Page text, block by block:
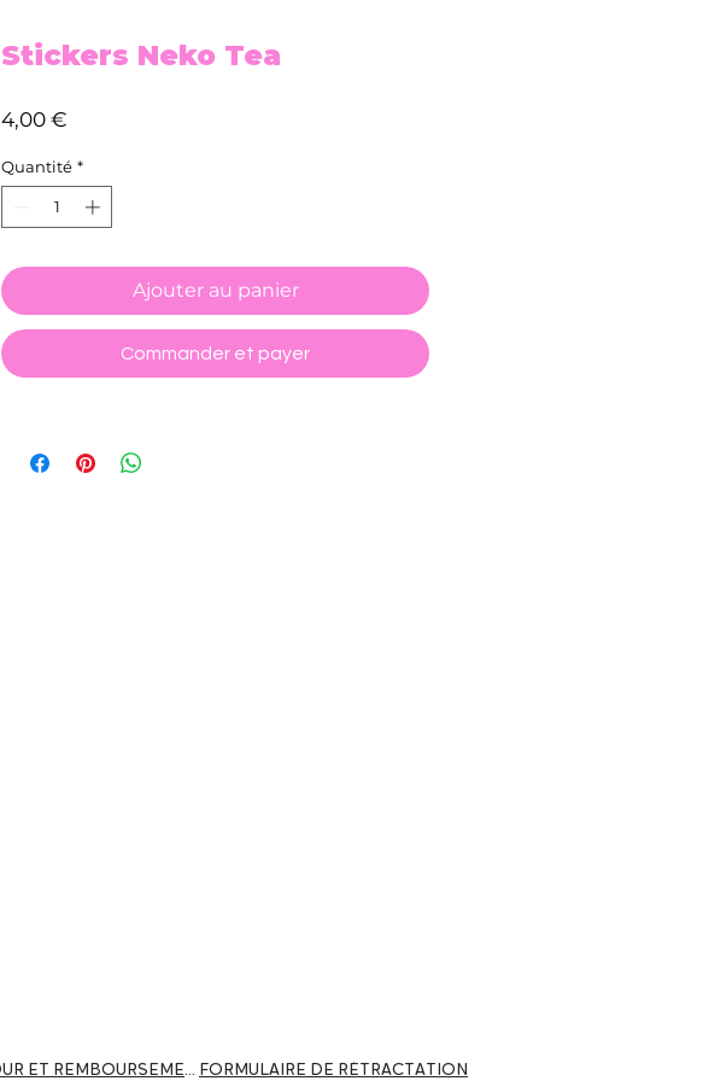
Stickers Neko Tea
4,00 €
Quantité *
Ajouter au panier
Commander et payer
POLITIQUE DE RETOUR ET REMBOURSEMENT FORMULAIRE DE RÉTRACTATION